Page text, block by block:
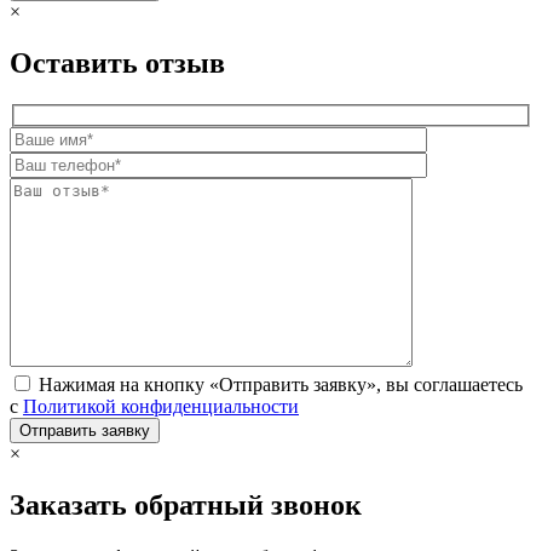
×
Оставить отзыв
Нажимая на кнопку «Отправить заявку», вы соглашаетесь
с Политикой конфиденциальности
×
Заказать обратный звонок